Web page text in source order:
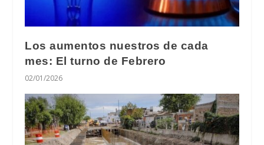
Los aumentos nuestros de cada
mes: El turno de Febrero
02/01/2026